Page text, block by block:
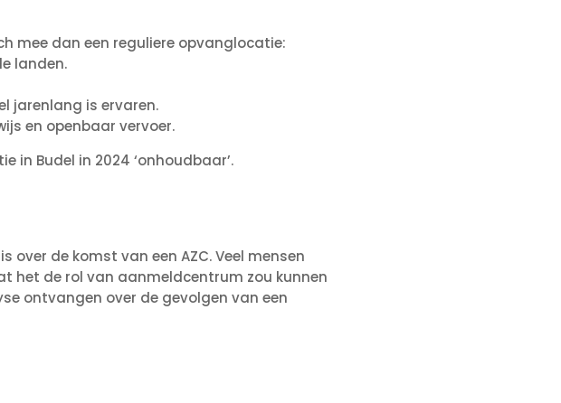
mee dan een reguliere opvanglocatie:
landen.
jarenlang is ervaren.
en openbaar vervoer.
in Budel in 2024 ‘onhoudbaar’.
over de komst van een AZC. Veel mensen
het de rol van aanmeldcentrum zou kunnen
ontvangen over de gevolgen van een